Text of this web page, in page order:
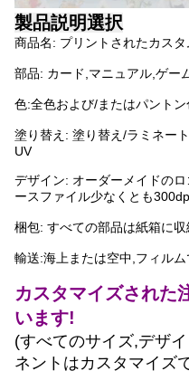
製品説明選択
商品名: プリントされたカス
部品: カード,マニュアル,ゲー
色:全色および/またはパントン
塗り替え: 塗り替え/ラミネー
UV
デザイン: オーダーメイドの
ースファイル少なくとも
梱包: すべての部品は紙箱に収
輸送:海上または空中,フィル
カスタマイズされた
います!
(すべてのサイズ,デザ
ネントはカスタマイズ